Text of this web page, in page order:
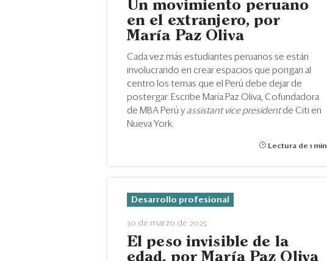
Un movimiento peruano
en el extranjero, por
María Paz Oliva
Cada vez más estudiantes peruanos se están
involucrando en crear espacios que pongan al
centro los temas que el Perú debe dejar de
postergar. Escribe María Paz Oliva, Cofundadora
de MBA Perú y assistant vice presidentde Citi en
Nueva York.
Lectura de 1 min
Desarrollo profesional
30 de marzo de 2025
El peso invisible de la
edad, por María Paz Oliva